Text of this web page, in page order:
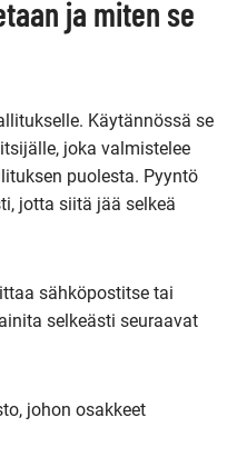
ja miten se
Käytännössä se
joka valmistelee
puolesta. Pyyntö
jotta siitä jää selkeä
sähköpostitse tai
selkeästi seuraavat
johon osakkeet